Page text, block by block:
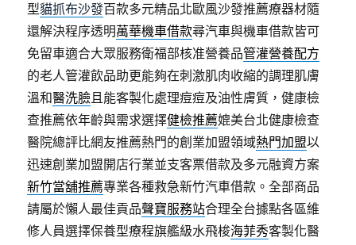
型貓抓布沙發百款多元精品北歐風沙發推薦療器材隨
還解決程序透明萬華機車借款尋汽車與機車借款皆可
免留車適合大眾服務衛福部核准營養品管灌營養配方
的老人管灌飲品助更能夠在刺激肌肉收縮的調理肌膚
溫和醫洗臉且能客製化處理痘痘及油性膚質，健康檢
查推薦依年齡與需求選擇健檢推薦媲美台北健康檢查
醫院總評比網友推薦熱門的創業加盟領域熱門加盟以
迅速創業加盟開店行業並支客票借款及多元融資方案
新竹當舖推薦專業各種救急新竹汽車借款。全部商品
請屬於懶人最佳貢品聲寶服務站合理全台據點各區維
修人員選擇保養型療程旗艦級水飛梭海菲秀客製化醫